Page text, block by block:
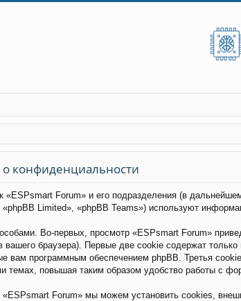
о конфиденциальности
«ESPsmart Forum» и его подразделения (в
«phpBB Limited», «phpBB Teams») используют
Во-первых, просмотр «ESPsmart Forum»
браузера). Первые две cookie содержат
вам программным обеспечением phpBB. Третья
темах, повышая таким образом удобство работы с
Forum» мы можем установить cookies,